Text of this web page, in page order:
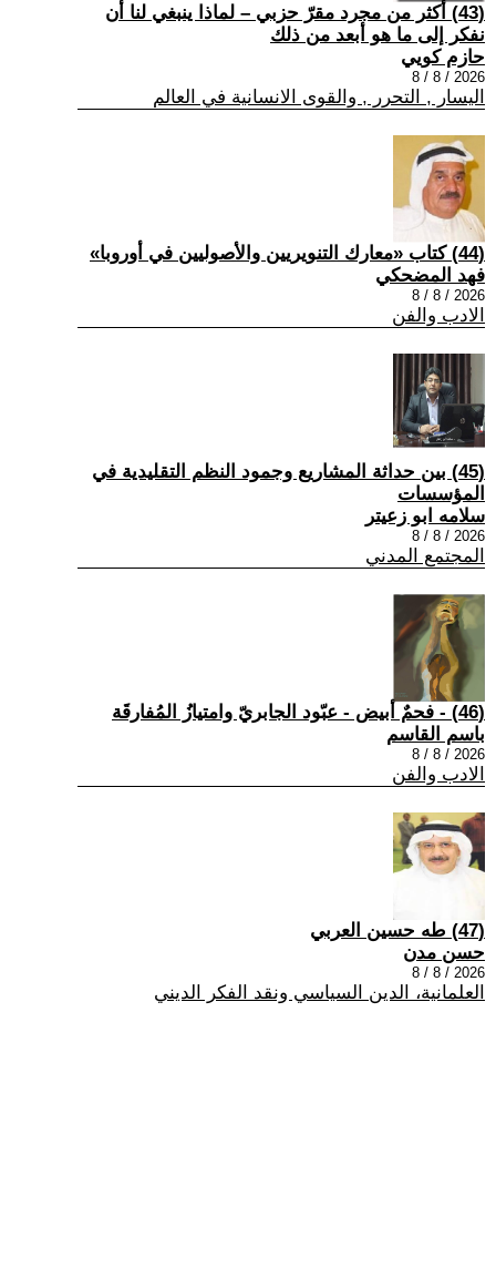
(43) أكثر من مجرد مقرّ حزبي – لماذا ينبغي لنا أن
نفكر إلى ما هو أبعد من ذلك
حازم كويي
2026 / 8 / 8
اليسار , التحرر , والقوى الانسانية في العالم
(44) كتاب «معارك التنويريين والأصوليين في أوروبا»
فهد المضحكي
2026 / 8 / 8
الادب والفن
(45) بين حداثة المشاريع وجمود النظم التقليدية في
المؤسسات
سلامه ابو زعيتر
2026 / 8 / 8
المجتمع المدني
(46) - فحمٌ أبيض - عبّود الجابريّ وامتيازُ المُفارقَة
باسم القاسم
2026 / 8 / 8
الادب والفن
(47) طه حسين العربي
حسن مدن
2026 / 8 / 8
العلمانية، الدين السياسي ونقد الفكر الديني